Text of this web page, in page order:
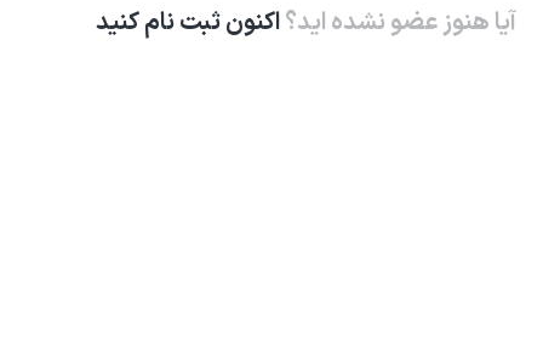
آیا هنوز عضو نشده اید؟اکنون ثبت نام کنید